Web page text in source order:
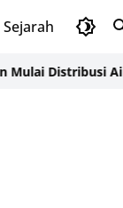
Sejarah
Air Bersih ke